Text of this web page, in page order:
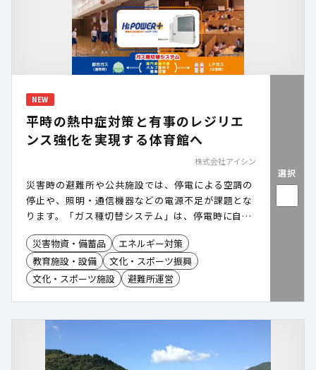
NEW
平時の熱中症対策と有事のレジリエ
ンス強化を実現する体育館へ
株式会社アイシン
災害時の避難所や公共施設では、停電による空調の
停止や、照明・通信機器などの電源不足が課題とな
ります。「ガス種切替システム」は、停電時に自立
発電運転を行い、空調に加えて照明や通信機器など
へ電力を供給できる電源自立型空調です。さらに、
都市ガスの供給が停止した場合には、LPガスへ切り
替えて運転を継続することが可能です。災害時にお
災害物資・備蓄品
エネルギー対策
教育施設・設備
文化・スポーツ振興
文化・スポーツ施設
避難所運営
選択